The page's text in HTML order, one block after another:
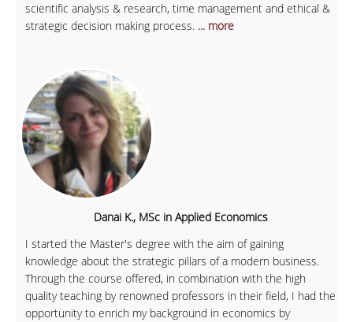
scientific analysis & research, time management and ethical &
strategic decision making process. ... more
Danai K., MSc in Applied Economics
I started the Master's degree with the aim of gaining
knowledge about the strategic pillars of a modern business.
Through the course offered, in combination with the high
quality teaching by renowned professors in their field, I had the
opportunity to enrich my background in economics by